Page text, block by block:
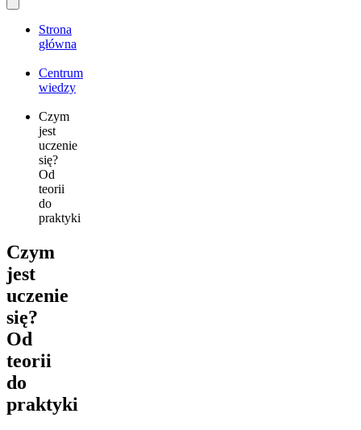
Strona
główna
Centrum
wiedzy
Czym
jest
uczenie
się?
Od
teorii
do
praktyki
Czym
jest
uczenie
się?
Od
teorii
do
praktyki